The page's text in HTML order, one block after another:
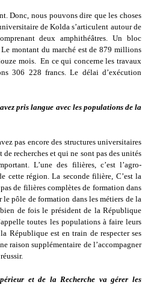
Donc, nous pouvons dire que les choses
de Kolda s’articulent autour de
deux amphithéâtres. Un bloc
montant du marché est de 879 millions
mois. En ce qui concerne les travaux
306 228 francs. Le délai d’exécution
pris langue avec les populations de la
pas encore des structures universitaires
recherches et qui ne sont pas des unités
L’une des filières, c’est l’agro-
cette région. La seconde filière, C’est la
de filières complètes de formation dans
pôle de formation dans les métiers de la
de fois le président de la République
toutes les populations à faire leurs
République est en train de respecter ses
raison supplémentaire de l’accompagner
et de la Recherche va gérer les